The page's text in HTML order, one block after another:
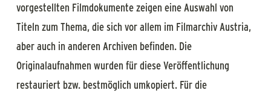
vorgestellten Filmdokumente zeigen eine Auswahl von
Titeln zum Thema, die sich vor allem im Filmarchiv Austria,
aber auch in anderen Archiven befinden. Die
Originalaufnahmen wurden für diese Veröffentlichung
restauriert bzw. bestmöglich umkopiert. Für die